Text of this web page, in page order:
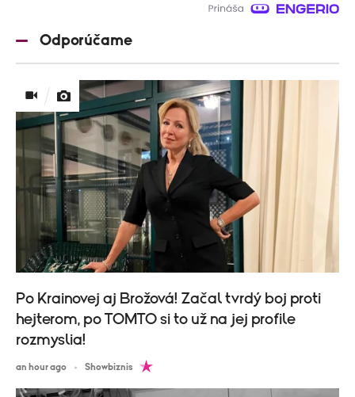
Odporúčame
Po Krainovej aj Brožová! Začal tvrdý boj proti
hejterom, po TOMTO si to už na jej profile
rozmyslia!
an hour ago Showbiznis